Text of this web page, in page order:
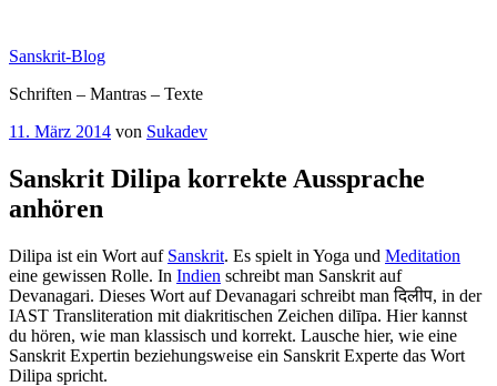
springen
Sanskrit-Blog
Schriften – Mantras – Texte
Veröffentlicht
11. März 2014 von Sukadev
Sanskrit Dilipa korrekte Aussprache
anhören
Dilipa ist ein Wort auf Sanskrit. Es spielt in Yoga und Meditation
eine gewissen Rolle. In Indien schreibt man Sanskrit auf
Devanagari. Dieses Wort auf Devanagari schreibt man दिलीप, in der
IAST Transliteration mit diakritischen Zeichen dilīpa. Hier kannst
du hören, wie man klassisch und korrekt. Lausche hier, wie eine
Sanskrit Expertin beziehungsweise ein Sanskrit Experte das Wort
Dilipa spricht.